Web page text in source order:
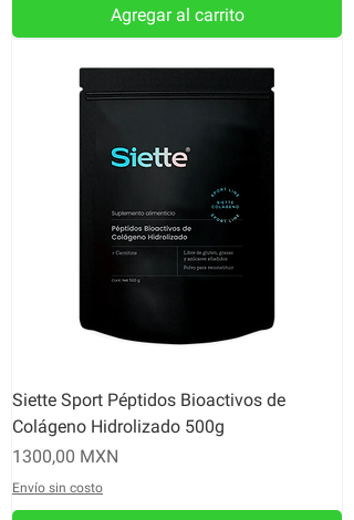
Agregar al carrito
Siette Sport Péptidos Bioactivos de
Colágeno Hidrolizado 500g
Precio
1300,00 MXN
Envío sin costo